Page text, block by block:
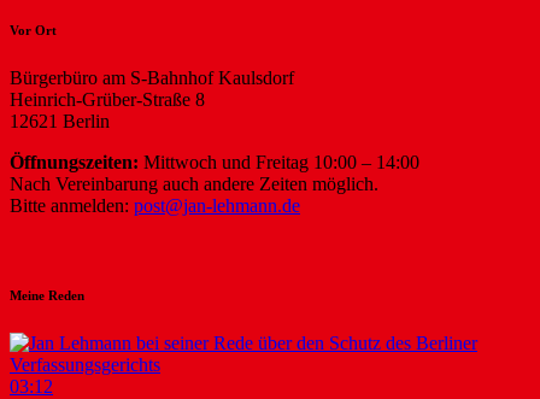
Vor Ort
Bürgerbüro am S-Bahnhof Kaulsdorf
Heinrich-Grüber-Straße 8
12621 Berlin
Öffnungszeiten: Mittwoch und Freitag 10:00 – 14:00
Nach Vereinbarung auch andere Zeiten möglich.
Bitte anmelden: post@jan-lehmann.de
Meine Reden
03:12